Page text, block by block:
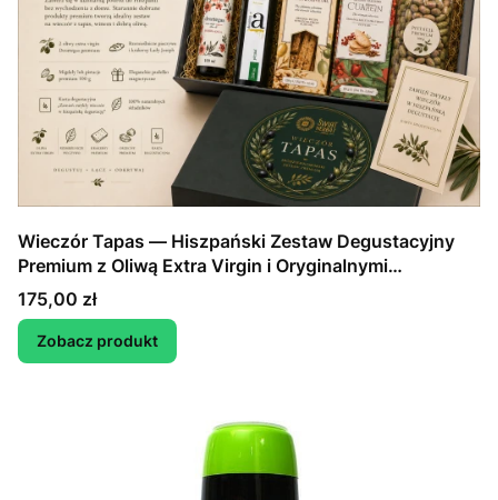
Wieczór Tapas — Hiszpański Zestaw Degustacyjny
Premium z Oliwą Extra Virgin i Oryginalnymi
Przekąskami
Cena
175,00 zł
Zobacz produkt